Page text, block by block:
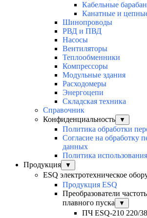
Кабельные
Канатные и
Шинопроводы
РВД и ПВД
Насосы
Вентиляторы
Теплообменники
Компрессоры
Модульные здания
Расходомеры
Энергоцепи
Складская техника
Справочник
Конфиденциальность
▼
Политика обработки
Согласие на обработку
данных
Политика
Продукция
▼
ESQ электротехническое
Продукция ESQ
Преобразователи
плавного пуска
▼
ПЧ ESQ-210 220/